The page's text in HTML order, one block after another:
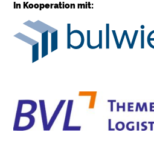
In Kooperation mit: